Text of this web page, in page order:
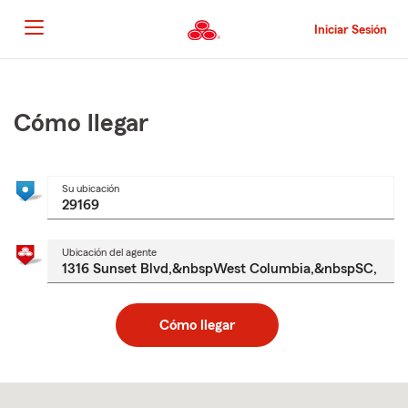
al
contenido
principal
Iniciar Sesión
principal
Cómo llegar
Su ubicación
Ubicación del agente
Cómo llegar
to